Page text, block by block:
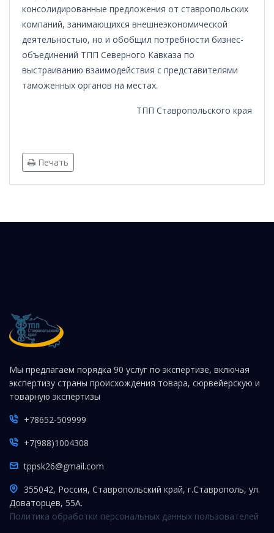
консолидированные предложения от ставропольских
компаний, занимающихся внешнеэкономической
деятельностью, но и обобщил потребности бизнес-
объединений ТПП Северного Кавказа по
выстраиванию взаимодействия с представителями
таможенных органов на местах.
ТПП Ставропольского края
Печать
Мы предлагаем порядка 90 услуг по экспертизе, включая
экспертизу страны происхождения товара, сюрвейерскую и
товарную экспертизы
+78652-509999
+7(988)1004308
tppsk26@gmail.com
355042, Россия, Ставропольский край, г.Ставрополь, ул.
Доваторцев, 55А.
Политика обработки персональных данных пользователей